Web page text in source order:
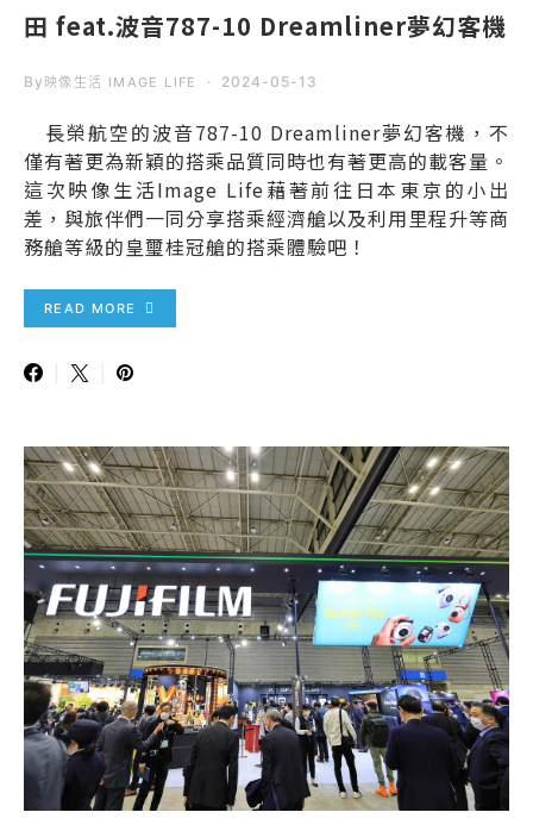
田 feat.波音787-10 Dreamliner夢幻客機
By 映像生活 IMAGE LIFE 2024-05-13
長榮航空的波音787-10 Dreamliner夢幻客機，不
僅有著更為新穎的搭乘品質同時也有著更高的載客量。
這次映像生活Image Life藉著前往日本東京的小出
差，與旅伴們一同分享搭乘經濟艙以及利用里程升等商
務艙等級的皇璽桂冠艙的搭乘體驗吧！
READ MORE